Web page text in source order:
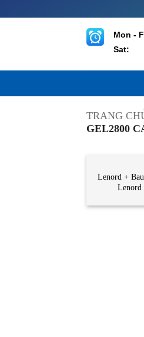
qua
Mon -
Sat:
TRANG
GEL2800
Lenord +
Lenord